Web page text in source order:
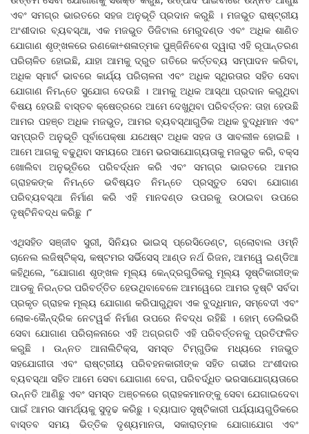
ଏବଂ ସମଗ୍ର ଭାରତରେ ସହଜ ଅନୁଭୂତି ପ୍ରଦାନ କରୁଛି । ମଜଭୁତ ରାଷ୍ଟ୍ରୀୟ
ଅଂଶୀଦାର ବ୍ୟବସ୍ଥା, ଏକ ମଜଭୁତ ଡିଜିଟାଲ ମେରୁଦଣ୍ଡ ଏବଂ ଅଧିକ ଶାଣିତ
ଯୋଗାଣ ଶୃଙ୍ଖଳରେ ରଣକୋ÷ଶଳାତ୍ମକ ପୁଞ୍ଜିନିବେଶ ଦ୍ୱାରା ଏହି ରୂପାନ୍ତରଣ
ପରିଚାଳିତ ହୋଇଛି, ଯାହା ଆମକୁ ଦ୍ରୁତ ଗତିରେ କର୍ତ୍ତବ୍ୟ ସମ୍ପାଦନ କରିବା,
ଅଧିକ ସ୍ମାର୍ଟ ଭାବରେ କାର୍ଯ୍ୟ ପରିଚାଳନା ଏବଂ ଅଧିକ ସ୍ଥିରତାର ସହିତ ସେବା
ଯୋଗାଣ ନିମନ୍ତେ ସୁଯୋଗ ଦେଉଛି । ଆମକୁ ଅଧିକ ଆସ୍ଥା ପ୍ରଦାନ କରୁଥିବା
ବିଷୟ ହେଉଛି ବାସ୍ତବ କ୍ଷେତ୍ରରେ ଆମେ ଦେଖୁଥିବା ପରିବର୍ତ୍ତନ: ତାହା ହେଉଛି
ଆମର ପହଞ୍ଚ ଅଧିକ ମଜଭୁତ, ଆମର ବ୍ୟବସ୍ଥାଗୁଡିକ ଅଧିକ ବୁଦ୍ଧିମାନ ଏବଂ
ସମ୍ପ୍ରତି ଅନୁଭୂତି ପୂର୍ବାପେକ୍ଷା ଯଥେଷ୍ଟ ଅଧିକ ସହଜ ଓ ସାବଲୀଳ ହୋଇଛି ।
ଆମେ ଆଗକୁ ବଢୁଥିବା ସମୟରେ ଆମେ ଭରସାଯୋଗ୍ୟତାକୁ ମଜଭୁତ କରି, ବକ୍ସ
ଖୋଲିବା ଅନୁଭୂତିରେ ପରିବର୍ଦ୍ଧନ କରି ଏବଂ ସମଗ୍ର ଭାରତରେ ଆମର
ଗ୍ରାହକଙ୍କ ନିମନ୍ତେ ଭବିଷ୍ୟତ ନିମନ୍ତେ ପ୍ରସ୍ତୁତ ସେବା ଯୋଗାଣ
ପରିବ୍ୟବସ୍ଥା ନିର୍ମାଣ କରି ଏହି ମାନଦଣ୍ଡ ଉପରକୁ ଉଠାଇବା ଉପରେ
ଦୃଷ୍ଟିନିବଦ୍ଧ କରିଛୁ ।”
ଏଥିସହିତ ସଞ୍ଜୀବ ସୁରୀ, ସିନିୟର ଭାଇସ୍‌ ପ୍ରେସିଡେଣ୍ଟ, ଗ୍ଲୋବାଲ ଓମ୍‌ନି
ଚାନେଲ ଲଜିଷ୍ଟିକ୍ସ, କଷ୍ଟମର ସର୍ଭିସେସ୍‌ ଆଣ୍ଡ ନର୍ଥ ରିଜନ, ଆମୱେ ଇଣ୍ଡିଆ
କହିଥିଲେ, “ଯୋଗାଣ ଶୃଙ୍ଖଳ ମୂଲ୍ୟ କେନ୍ଦ୍ରଗୁଡିକରୁ ମୂଲ୍ୟ ସୃଷ୍ଟିକାରୀଙ୍କ
ଆଡକୁ ନିରନ୍ତର ପରିବର୍ତ୍ତିତ ହେଉଥିବାବେଳେ ଆମୱେରେ ଆମର ଦୃଷ୍ଟି ସର୍ବଦା
ପ୍ରକୃତ ଗ୍ରାହକ ମୂଲ୍ୟ ଯୋଗାଣ କରିପାରୁଥିବା ଏକ ବୁଦ୍ଧିମାନ, ସମ୍ବେଦୀ ଏବଂ
ଲୋକ-କୈନ୍ଦ୍ରିକ ନେଟୱର୍କ ନିର୍ମାଣ ଉପରେ ନିବଦ୍ଧ ରହିଛି । ହୋମ୍‌ ଡେଲିଭରି
ସେବା ଯୋଗାଣ ପରିଚାଳନାରେ ଏହି ଅଗ୍ରଗତି ଏହି ପରିବର୍ତ୍ତନକୁ ପ୍ରତିଫଳିତ
କରୁଛି । ଉନ୍ନତ ଆନାଲିଟିକ୍ସ, ସମସ୍ତ ଟିମ୍‌ଗୁଡିକ ମଧ୍ୟରେ ମଜଭୁତ
ସହଯୋଗୀତା ଏବଂ ରାଷ୍ଟ୍ରୀୟ ପରିବହନକାରୀଙ୍କ ସହିତ ଗଭୀର ଅଂଶୀଦାର
ବ୍ୟବସ୍ଥା ସହିତ ଆମେ ସେବା ଯୋଗାଣ ବେଗ, ପରିବର୍ଦ୍ଧିତ ଭରସାଯୋଗ୍ୟତାରେ
ଉନ୍ନତି ଆଣିଛୁ ଏବଂ ସମସ୍ତ ଅଞ୍ଚଳରେ ଗ୍ରାହକମାନଙ୍କୁ ସେବା ଯେଗାଇଦେବା
ପାଇଁ ଆମର ସାମର୍ଥ୍ୟକୁ ସୁଦୃଢ କରିଛୁ । ବ୍ୟାଘାତ ସୃଷ୍ଟିକାରୀ ପର୍ଯ୍ୟାୟଗୁଡିକରେ
ବାସ୍ତବ ସମୟ ଭିତ୍ତିକ ଦୃଶ୍ୟମାନତା, ସକାରାତ୍ମକ ଯୋଗାଯୋଗ ଏବଂ